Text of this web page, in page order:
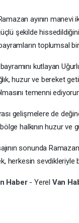
ayının manevi
şekilde hissedildiğini
toplumsal
kutlayan
huzur ve bereket
temenni
gelişmelere de
halkının huzur ve
sonunda
herkesin sevdikleriyle
Haber - Yerel Van